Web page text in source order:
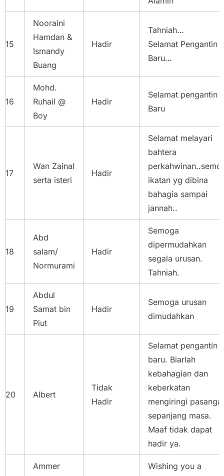
15
Nooraini
Hamdan &
Ismandy
Buang
Hadir
Tahniah…
Selamat Pengantin
Baru…
16
Mohd.
Ruhail @
Boy
Hadir
Selamat pengantin
Baru
17
Wan Zainal
serta isteri
Hadir
Selamat melayari
bahtera
ikatan yg dibina
bahagia sampai
jannah..
18
Abd
salam/
Normurami
Hadir
Semoga
dipermudahkan
segala urusan.
Tahniah.
19
Abdul
Samat bin
Piut
Hadir
Semoga urusan
dimudahkan
20 Albert
Tidak
Hadir
Selamat pengantin
baru. Biarlah
kebahagian dan
keberkatan
mengiringi
sepanjang masa.
Maaf tidak dapat
hadir ya.
Ammer
Wishing you a